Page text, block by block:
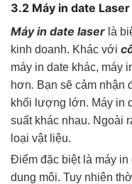
3.2 Máy in date Laser
Máy in date laser là
kinh doanh. Khác với
máy in date khác, máy
hơn. Bạn sẽ cảm nhận
khối lượng lớn. Máy in
suất khác nhau. Ngoài
loại vật liệu.
Điểm đặc biệt là máy
dung môi. Tuy nhiên